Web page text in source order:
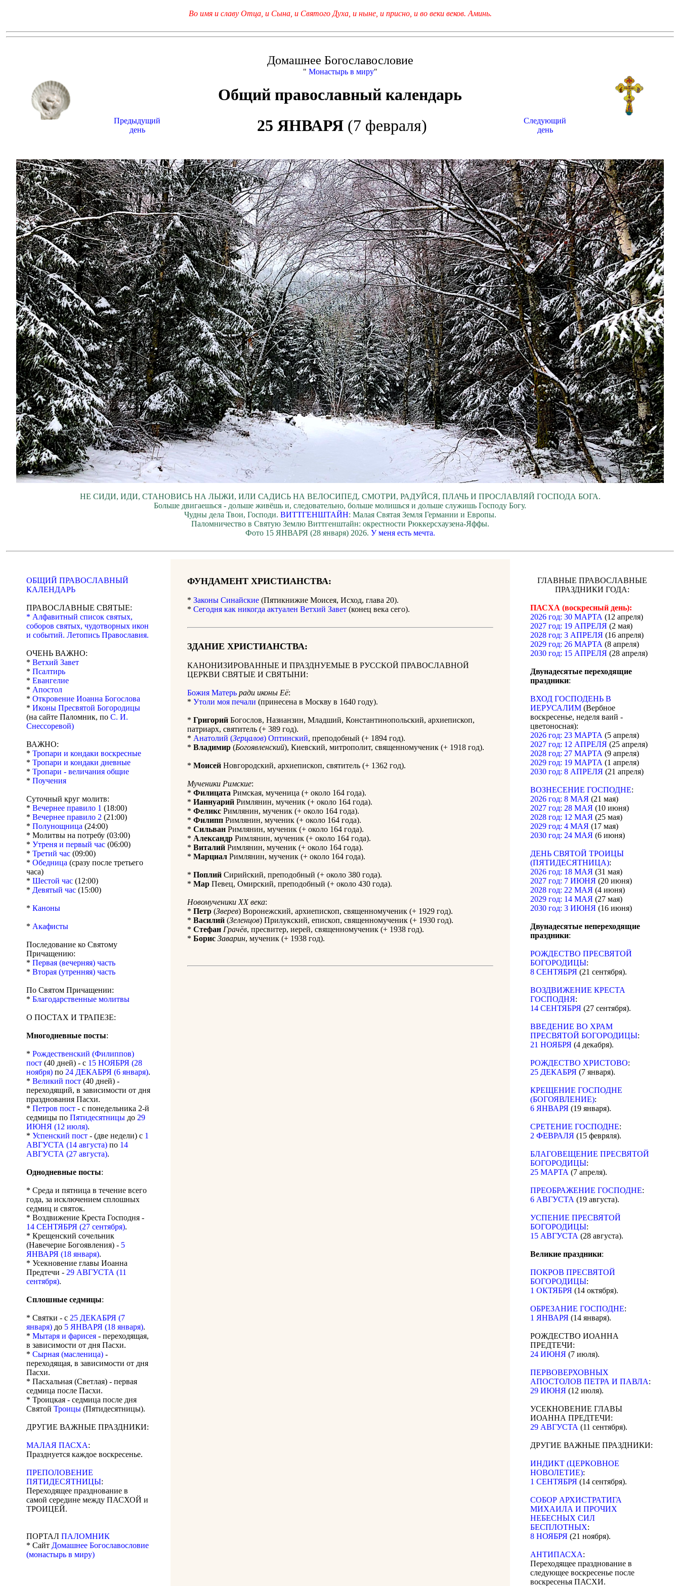
Во имя и славу Отца, и Сына, и Святого Духа, и ныне, и присно, и во веки веков. Аминь.
Домашнее Богославословие
" Монастырь в миру"
Общий православный календарь
Предыдущий
день
25 ЯНВАРЯ (7 февраля)
Следующий
день
НЕ СИДИ, ИДИ, СТАНОВИСЬ НА ЛЫЖИ, ИЛИ САДИСЬ НА ВЕЛОСИПЕД, СМОТРИ, РАДУЙСЯ, ПЛАЧЬ И ПРОСЛАВЛЯЙ ГОСПОДА БОГА.
Больше двигаешься - дольше живёшь и, следовательно, больше молишься и дольше служишь Господу Богу.
Чудны дела Твои, Господи. ВИТТГЕНШТАЙН: Малая Святая Земля Германии и Европы.
Паломничество в Святую Землю Виттгенштайн: окрестности Рюккерсхаузена-Яффы.
Фото 15 ЯНВАРЯ (28 января) 2026. У меня есть мечта.
ОБЩИЙ ПРАВОСЛАВНЫЙ
КАЛЕНДАРЬ
ПРАВОСЛАВНЫЕ СВЯТЫЕ:
* Алфавитный список святых,
соборов святых, чудотворных икон
и событий. Летопись Православия.
ОЧЕНЬ ВАЖНО:
* Ветхий Завет
* Псалтирь
* Евангелие
* Апостол
* Откровение Иоанна Богослова
* Иконы Пресвятой Богородицы
(на сайте Паломник, по С. И.
Снессоревой)
ВАЖНО:
* Тропари и кондаки воскресные
* Тропари и кондаки дневные
* Тропари - величания общие
* Поучения
Суточный круг молитв:
* Вечернее правило 1 (18:00)
* Вечернее правило 2 (21:00)
* Полунощница (24:00)
* Молитвы на потребу (03:00)
* Утреня и первый час (06:00)
* Третий час (09:00)
* Обедница (сразу после третьего
часа)
* Шестой час (12:00)
* Девятый час (15:00)
* Каноны
* Акафисты
Последование ко Святому
Причащению:
* Первая (вечерняя) часть
* Вторая (утренняя) часть
По Святом Причащении:
* Благодарственные молитвы
О ПОСТАХ И ТРАПЕЗЕ:
Многодневные посты:
* Рождественский (Филиппов)
пост (40 дней) - с 15 НОЯБРЯ (28
ноября) по 24 ДЕКАБРЯ (6 января).
* Великий пост (40 дней) -
переходящий, в зависимости от дня
празднования Пасхи.
* Петров пост - с понедельника 2-й
седмицы по Пятидесятницы до 29
ИЮНЯ (12 июля).
* Успенский пост - (две недели) с 1
АВГУСТА (14 августа) по 14
АВГУСТА (27 августа).
Однодневные посты:
* Среда и пятница в течение всего
года, за исключением сплошных
седмиц и святок.
* Воздвижение Креста Господня -
14 СЕНТЯБРЯ (27 сентября).
* Крещенский сочельник
(Навечерие Богоявления) - 5
ЯНВАРЯ (18 января).
* Усекновение главы Иоанна
Предтечи - 29 АВГУСТА (11
сентября).
Сплошные седмицы:
* Святки - с 25 ДЕКАБРЯ (7
января) до 5 ЯНВАРЯ (18 января).
* Мытаря и фарисея - переходящая,
в зависимости от дня Пасхи.
* Сырная (масленица) -
переходящая, в зависимости от дня
Пасхи.
* Пасхальная (Светлая) - первая
седмица после Пасхи.
* Троицкая - седмица после дня
Святой Троицы (Пятидесятницы).
ДРУГИЕ ВАЖНЫЕ ПРАЗДНИКИ:
МАЛАЯ ПАСХА:
Празднуется каждое воскресенье.
ПРЕПОЛОВЕНИЕ
ПЯТИДЕСЯТНИЦЫ:
Переходящее празднование в
самой середине между ПАСХОЙ и
ТРОИЦЕЙ.
ПОРТАЛ ПАЛОМНИК
* Сайт Домашнее Богославословие
(монастырь в миру)
ФУНДАМЕНТ ХРИСТИАНСТВА:
* Законы Синайские (Пятикнижие Моисея, Исход, глава 20).
* Сегодня как никогда актуален Ветхий Завет (конец века сего).
ЗДАНИЕ ХРИСТИАНСТВА:
КАНОНИЗИРОВАННЫЕ И ПРАЗДНУЕМЫЕ В РУССКОЙ ПРАВОСЛАВНОЙ
ЦЕРКВИ СВЯТЫЕ И СВЯТЫНИ:
Божия Матерь ради иконы Её:
* Утоли моя печали (принесена в Москву в 1640 году).
* Григорий Богослов, Назианзин, Младший, Константинопольский, архиепископ,
патриарх, святитель (+ 389 год).
* Анатолий (Зерцалов) Оптинский, преподобный (+ 1894 год).
* Владимир (Богоявленский), Киевский, митрополит, священномученик (+ 1918 год).
* Моисей Новгородский, архиепископ, святитель (+ 1362 год).
Мученики Римские:
* Филицата Римская, мученица (+ около 164 года).
* Ианнуарий Римлянин, мученик (+ около 164 года).
* Феликс Римлянин, мученик (+ около 164 года).
* Филипп Римлянин, мученик (+ около 164 года).
* Сильван Римлянин, мученик (+ около 164 года).
* Александр Римлянин, мученик (+ около 164 года).
* Виталий Римлянин, мученик (+ около 164 года).
* Марциал Римлянин, мученик (+ около 164 года).
* Поплий Сирийский, преподобный (+ около 380 года).
* Мар Певец, Омирский, преподобный (+ около 430 года).
Новомученики XX века:
* Петр (Зверев) Воронежский, архиепископ, священномученик (+ 1929 год).
* Василий (Зеленцов) Прилукский, епископ, священномученик (+ 1930 год).
* Стефан Грачёв, пресвитер, иерей, священномученик (+ 1938 год).
* Борис Заварин, мученик (+ 1938 год).
ГЛАВНЫЕ ПРАВОСЛАВНЫЕ
ПРАЗДНИКИ ГОДА:
ПАСХА (воскресный день):
2026 год: 30 МАРТА (12 апреля)
2027 год: 19 АПРЕЛЯ (2 мая)
2028 год: 3 АПРЕЛЯ (16 апреля)
2029 год: 26 МАРТА (8 апреля)
2030 год: 15 АПРЕЛЯ (28 апреля)
Двунадесятые переходящие
праздники:
ВХОД ГОСПОДЕНЬ В
ИЕРУСАЛИМ (Вербное
воскресенье, неделя ваий -
цветоносная):
2026 год: 23 МАРТА (5 апреля)
2027 год: 12 АПРЕЛЯ (25 апреля)
2028 год: 27 МАРТА (9 апреля)
2029 год: 19 МАРТА (1 апреля)
2030 год: 8 АПРЕЛЯ (21 апреля)
ВОЗНЕСЕНИЕ ГОСПОДНЕ:
2026 год: 8 МАЯ (21 мая)
2027 год: 28 МАЯ (10 июня)
2028 год: 12 МАЯ (25 мая)
2029 год: 4 МАЯ (17 мая)
2030 год: 24 МАЯ (6 июня)
ДЕНЬ СВЯТОЙ ТРОИЦЫ
(ПЯТИДЕСЯТНИЦА):
2026 год: 18 МАЯ (31 мая)
2027 год: 7 ИЮНЯ (20 июня)
2028 год: 22 МАЯ (4 июня)
2029 год: 14 МАЯ (27 мая)
2030 год: 3 ИЮНЯ (16 июня)
Двунадесятые непереходящие
праздники:
РОЖДЕСТВО ПРЕСВЯТОЙ
БОГОРОДИЦЫ:
8 СЕНТЯБРЯ (21 сентября).
ВОЗДВИЖЕНИЕ КРЕСТА
ГОСПОДНЯ:
14 СЕНТЯБРЯ (27 сентября).
ВВЕДЕНИЕ ВО ХРАМ
ПРЕСВЯТОЙ БОГОРОДИЦЫ:
21 НОЯБРЯ (4 декабря).
РОЖДЕСТВО ХРИСТОВО:
25 ДЕКАБРЯ (7 января).
КРЕЩЕНИЕ ГОСПОДНЕ
(БОГОЯВЛЕНИЕ):
6 ЯНВАРЯ (19 января).
СРЕТЕНИЕ ГОСПОДНЕ:
2 ФЕВРАЛЯ (15 февряля).
БЛАГОВЕЩЕНИЕ ПРЕСВЯТОЙ
БОГОРОДИЦЫ:
25 МАРТА (7 апреля).
ПРЕОБРАЖЕНИЕ ГОСПОДНЕ:
6 АВГУСТА (19 августа).
УСПЕНИЕ ПРЕСВЯТОЙ
БОГОРОДИЦЫ:
15 АВГУСТА (28 августа).
Великие праздники:
ПОКРОВ ПРЕСВЯТОЙ
БОГОРОДИЦЫ:
1 ОКТЯБРЯ (14 октября).
ОБРЕЗАНИЕ ГОСПОДНЕ:
1 ЯНВАРЯ (14 января).
РОЖДЕСТВО ИОАННА
ПРЕДТЕЧИ:
24 ИЮНЯ (7 июля).
ПЕРВОВЕРХОВНЫХ
АПОСТОЛОВ ПЕТРА И ПАВЛА:
29 ИЮНЯ (12 июля).
УСЕКНОВЕНИЕ ГЛАВЫ
ИОАННА ПРЕДТЕЧИ:
29 АВГУСТА (11 сентября).
ДРУГИЕ ВАЖНЫЕ ПРАЗДНИКИ:
ИНДИКТ (ЦЕРКОВНОЕ
НОВОЛЕТИЕ):
1 СЕНТЯБРЯ (14 сентября).
CОБОР АРХИСТРАТИГА
МИХАИЛА И ПРОЧИХ
НЕБЕСНЫХ СИЛ
БЕСПЛОТНЫХ:
8 НОЯБРЯ (21 ноября).
АНТИПАСХА:
Переходящее празднование в
следующее воскресенье после
воскресенья ПАСХИ.